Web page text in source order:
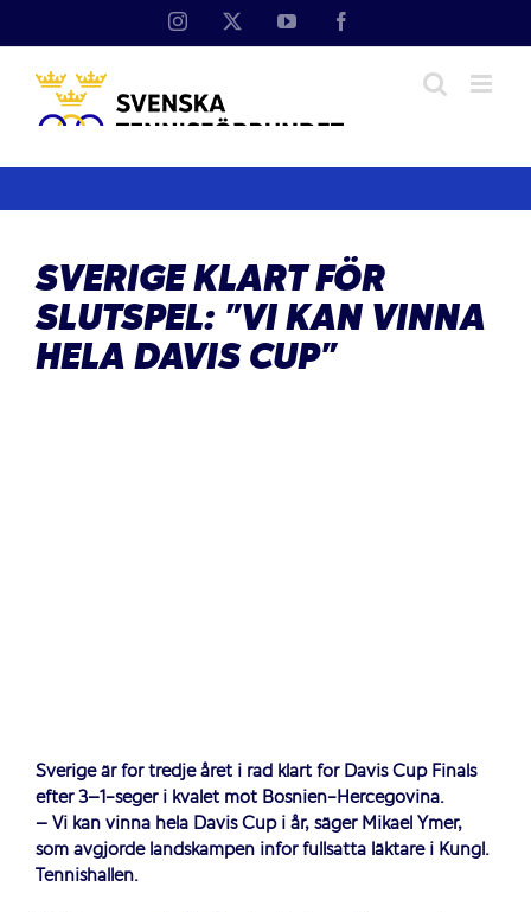
Instagram YouTube
SVERIGE KLART FÖR
SLUTSPEL: ”VI KAN VINNA
HELA DAVIS CUP”
Sverige är för tredje året i rad klart för Davis Cup Finals
efter 3–1-seger i kvalet mot Bosnien-Hercegovina.
– Vi kan vinna hela Davis Cup i år, säger Mikael Ymer,
som avgjorde landskampen inför fullsatta läktare i Kungl.
Tennishallen.